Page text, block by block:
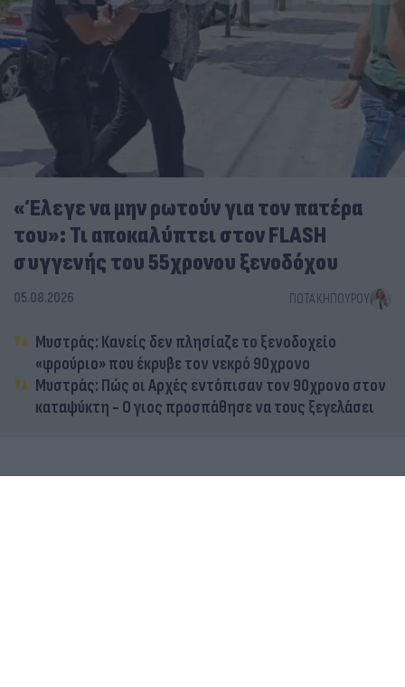
«Έλεγε να μην ρωτούν για τον πατέρα
του»: Τι αποκαλύπτει στον FLASH
συγγενής του 55χρονου ξενοδόχου
05.08.2026 ΓΙΏΤΑ ΚΗΠΟΥΡΟΎ
Μυστράς: Κανείς δεν πλησίαζε το ξενοδοχείο
«φρούριο» που έκρυβε τον νεκρό 90χρονο
Μυστράς: Πώς οι Αρχές εντόπισαν τον 90χρονο στον
καταψύκτη - Ο γιος προσπάθησε να τους ξεγελάσει